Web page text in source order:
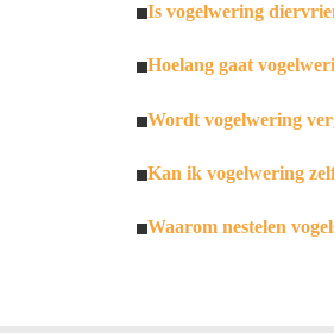
Is vogelwering
Hoelang gaat
Wordt vogelwering
Kan ik vogelwering
Waarom nestelen